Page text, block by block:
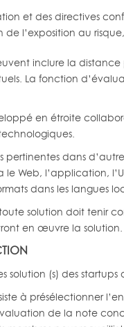
et des directives
de l’exposition au
inclure la
La fonction
en étroite
pertinentes dans
le Web, l’application,
dans les langues
solution doit tenir
en œuvre la solution.
solution (s) des
à présélectionner
de la note